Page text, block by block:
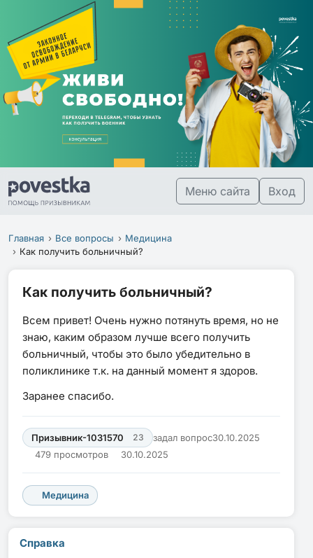
Меню сайта Вход
Главная Все вопросы
Медицина
Как получить больничный?
Как получить больничный?
Всем привет! Очень нужно потянуть время, но не
знаю, каким образом лучше всего получить
больничный, чтобы это было убедительно в
поликлинике т.к. на данный момент я здоров.
Заранее спасибо.
Призывник-1031570 23 задал вопрос30.10.2025
479 просмотров
30.10.2025
Медицина
Справка